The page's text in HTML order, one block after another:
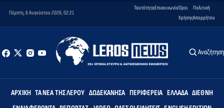
Πέμπτη, 6 Αυγούστου 2026, 02:21
ΤαυτότηταΕπικοινωνίαΌροι
Χρήσης
Πολιτική
Απορρήτου
Αναζήτηση
ΑΡΧΙΚΉ ΤΑ ΝΈΑ ΤΗΣ ΛΈΡΟΥ ΔΩΔΕΚΆΝΗΣΑ ΠΕΡΙΦΈΡΕΙΑ ΕΛΛΆΔΑ ΔΙΕΘΝΉ